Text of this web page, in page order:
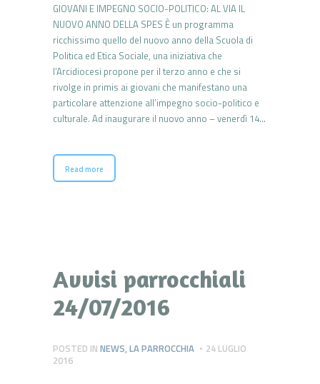
GIOVANI E IMPEGNO SOCIO-POLITICO: AL VIA IL
NUOVO ANNO DELLA SPES È un programma
ricchissimo quello del nuovo anno della Scuola di
Politica ed Etica Sociale, una iniziativa che
l’Arcidiocesi propone per il terzo anno e che si
rivolge in primis ai giovani che manifestano una
particolare attenzione all’impegno socio-politico e
culturale. Ad inaugurare il nuovo anno – venerdì 14…
Read more
Avvisi parrocchiali
24/07/2016
POSTED IN NEWS,LA PARROCCHIA
24 LUGLIO
2016